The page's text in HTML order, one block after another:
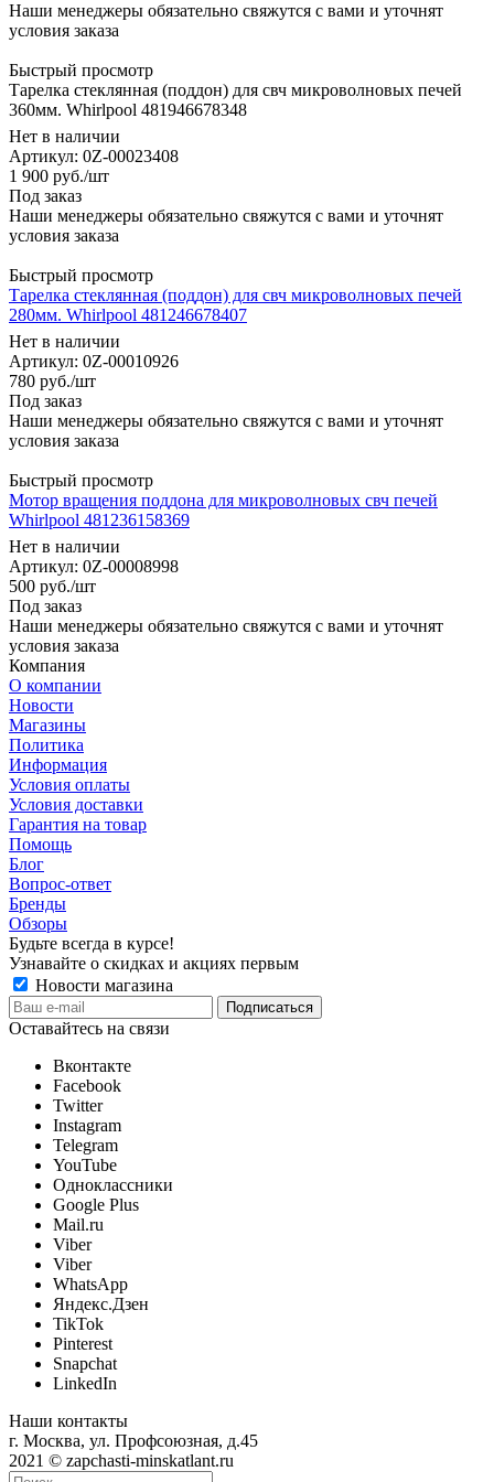
Наши менеджеры обязательно свяжутся с вами и уточнят
условия заказа
Быстрый просмотр
Тарелка стеклянная (поддон) для свч микроволновых печей
360мм. Whirlpool 481946678348
Нет в наличии
Артикул: 0Z-00023408
1 900 руб./шт
Под заказ
Наши менеджеры обязательно свяжутся с вами и уточнят
условия заказа
Быстрый просмотр
Тарелка стеклянная (поддон) для свч микроволновых печей
280мм. Whirlpool 481246678407
Нет в наличии
Артикул: 0Z-00010926
780 руб./шт
Под заказ
Наши менеджеры обязательно свяжутся с вами и уточнят
условия заказа
Быстрый просмотр
Мотор вращения поддона для микроволновых свч печей
Whirlpool 481236158369
Нет в наличии
Артикул: 0Z-00008998
500 руб./шт
Под заказ
Наши менеджеры обязательно свяжутся с вами и уточнят
условия заказа
Компания
О компании
Новости
Магазины
Политика
Информация
Условия оплаты
Условия доставки
Гарантия на товар
Помощь
Блог
Вопрос-ответ
Бренды
Обзоры
Будьте всегда в курсе!
Узнавайте о скидках и акциях первым
Новости магазина
Оставайтесь на связи
Вконтакте
Facebook
Twitter
Instagram
Telegram
YouTube
Одноклассники
Google Plus
Mail.ru
Viber
Viber
WhatsApp
Яндекс.Дзен
TikTok
Pinterest
Snapchat
LinkedIn
Наши контакты
г. Москва, ул. Профсоюзная, д.45
2021 © zapchasti-minskatlant.ru